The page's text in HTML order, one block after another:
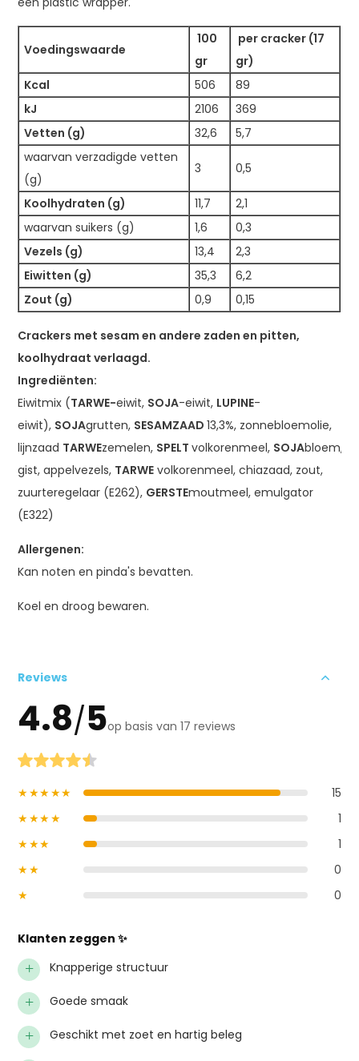
Voedingswaarde
100
gr
per cracker (17
gr)
Kcal
506
89
kJ
2106
369
Vetten (g)
32,6
5,7
waarvan verzadigde vetten
(g)
3 0,5
Koolhydraten (g) 11,7
2,1
waarvan suikers (g)
1,6
0,3
Vezels (g)
13,4
2,3
Eiwitten (g)
35,3
6,2
Zout (g)
0,9 0,15
Crackers met sesam en andere zaden en pitten,
koolhydraat verlaagd.
Ingrediënten:
Eiwitmix (TARWE-eiwit, SOJA-eiwit, LUPINE-
eiwit), SOJAgrutten, SESAMZAAD13,3%, zonnebloemolie,
lijnzaad TARWEzemelen, SPELTvolkorenmeel, SOJAbloem,
gist, appelvezels, TARWE volkorenmeel, chiazaad, zout,
zuurteregelaar (E262), GERSTEmoutmeel, emulgator
(E322)
Allergenen:
Kan noten en pinda's bevatten.
Koel en droog bewaren.
Reviews
4.8/5op basis van 17 reviews
★★★★★
15
★★★★
1
★★★
1
★★
0
★
0
Klanten zeggen ✨
+
Knapperige structuur
+ Goede smaak
+ Geschikt met zoet en hartig beleg